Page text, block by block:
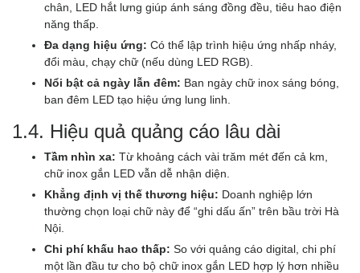
chân, LED hắt lưng giúp ánh sáng đồng đều, tiêu hao điện
năng thấp.
Đa dạng hiệu ứng: Có thể lập trình hiệu ứng nhấp nháy,
đổi màu, chạy chữ (nếu dùng LED RGB).
Nổi bật cả ngày lẫn đêm: Ban ngày chữ inox sáng bóng,
ban đêm LED tạo hiệu ứng lung linh.
1.4. Hiệu quả quảng cáo lâu dài
Tầm nhìn xa: Từ khoảng cách vài trăm mét đến cả km,
chữ inox gắn LED vẫn dễ nhận diện.
Khẳng định vị thế thương hiệu: Doanh nghiệp lớn
thường chọn loại chữ này để “ghi dấu ấn” trên bầu trời Hà
Nội.
Chi phí khấu hao thấp: So với quảng cáo digital, chi phí
một lần đầu tư cho bộ chữ inox gắn LED hợp lý hơn nhiều